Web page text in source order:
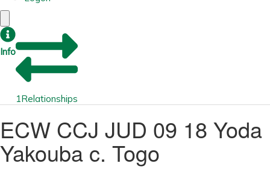
Info
1Relationships
ECW CCJ JUD 09 18 Yoda
Yakouba c. Togo